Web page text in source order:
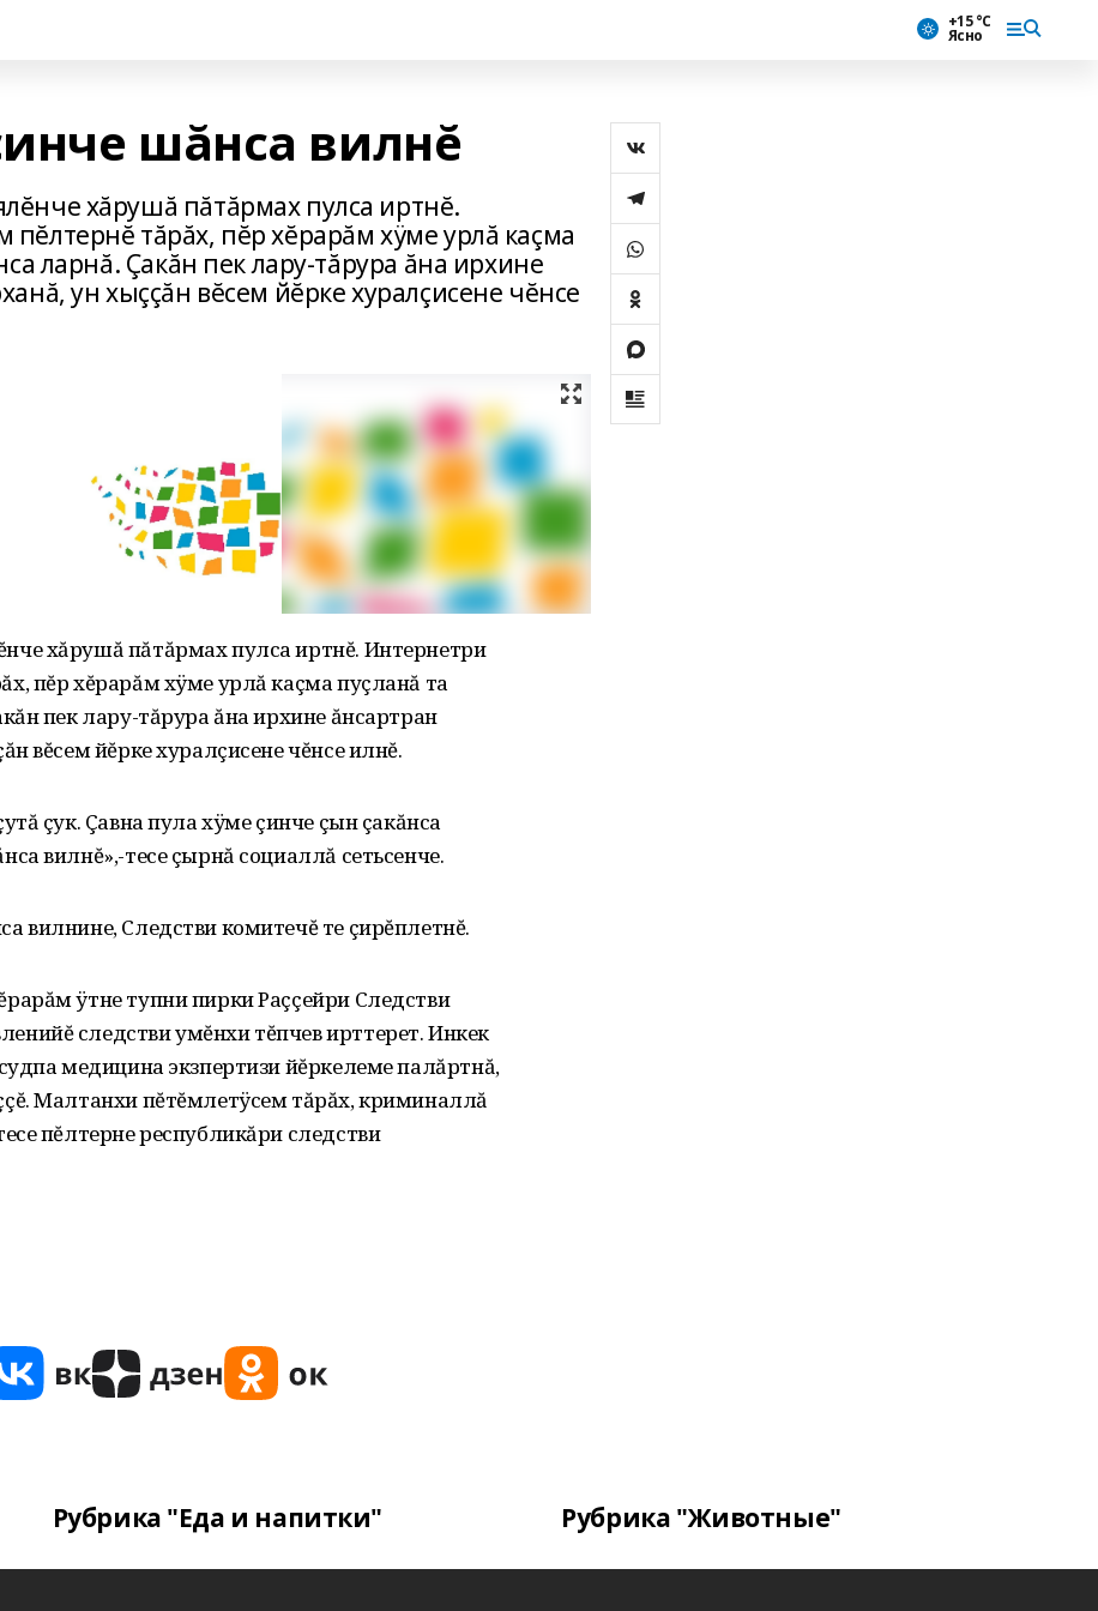
+15 °С
Ясно
шăнса вилнĕ
хăрушă пăтăрмах пулса иртнĕ.
тăрăх, пĕр хĕрарăм хÿме урлă каçма
ларнă. Çакăн пек лару-тăрура ăна ирхине
ун хыççăн вĕсем йĕрке хуралçисене чĕнсе
хăрушă пăтăрмах пулса иртнĕ. Интернетри
пĕр хĕрарăм хÿме урлă каçма пуçланă та
пек лару-тăрура ăна ирхине ăнсартран
вĕсем йĕрке хуралçисене чĕнсе илнĕ.
çук. Çавна пула хÿме çинче çын çакăнса
вилнĕ»,-тесе çырнă социаллă сетьсенче.
вилнине, Следстви комитечĕ те çирĕплетнĕ.
ÿтне тупни пирки Раççейри Следстви
следстви умĕнхи тĕпчев ирттерет. Инкек
медицина экзпертизи йĕркелеме палăртнă,
Малтанхи пĕтĕмлетÿсем тăрăх, криминаллă
пĕлтерне республикăри следстви
Рубрика "Еда и напитки" Рубрика "Животные"